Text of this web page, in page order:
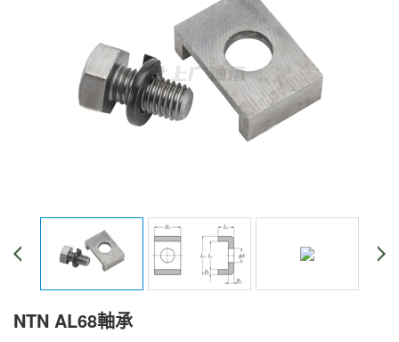
NTN AL68軸承